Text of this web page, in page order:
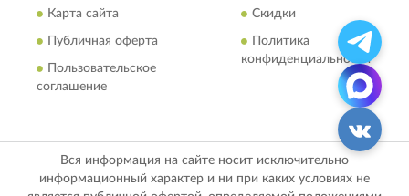
Карта сайта
Публичная оферта
Пользовательское
соглашение
Скидки
Политика
конфиденциальности
Вся информация на сайте носит исключительно
информационный характер и ни при каких условиях не